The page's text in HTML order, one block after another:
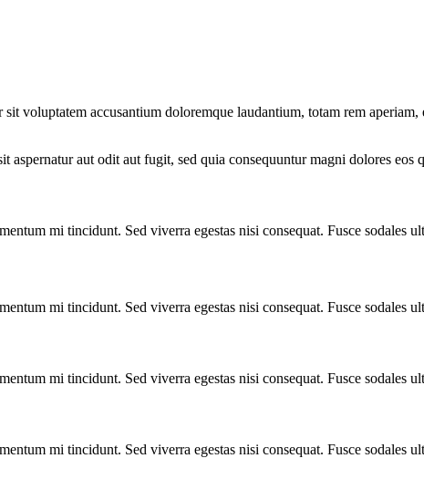
voluptatem accusantium doloremque laudantium, totam rem
aspernatur aut odit aut fugit, sed quia consequuntur magni dolores eos
mi tincidunt. Sed viverra egestas nisi consequat. Fusce sodales
mi tincidunt. Sed viverra egestas nisi consequat. Fusce sodales
mi tincidunt. Sed viverra egestas nisi consequat. Fusce sodales
mi tincidunt. Sed viverra egestas nisi consequat. Fusce sodales